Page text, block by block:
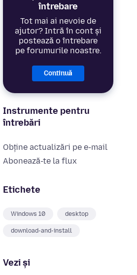
întrebare
Tot mai ai nevoie de
ajutor? Intră în cont și
postează o întrebare
pe forumurile noastre.
Continuă
Instrumente pentru
întrebări
Obține actualizări pe e-mail
Abonează-te la flux
Etichete
Windows 10 desktop
download-and-install
Vezi și